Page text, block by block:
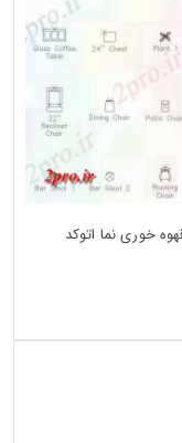
خوری نما اتوکد